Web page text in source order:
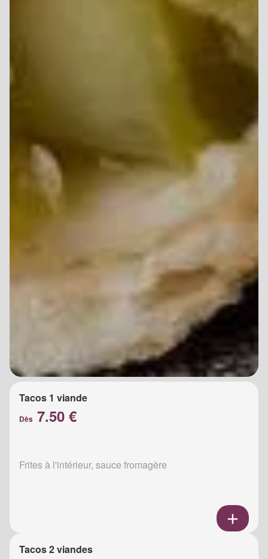
Tacos 1 viande
Dès 7.50 €
Frites à l'intérieur, sauce fromagère
Tacos 2 viandes